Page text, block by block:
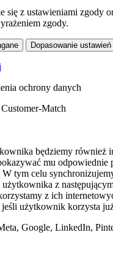
się z ustawieniami zgody
zgody.
Dopasowanie ustawień
ochrony danych
Match
będziemy również
mu odpowiednie
W tym celu
użytkownika z
z ich
użytkownik korzysta
Google, LinkedIn,